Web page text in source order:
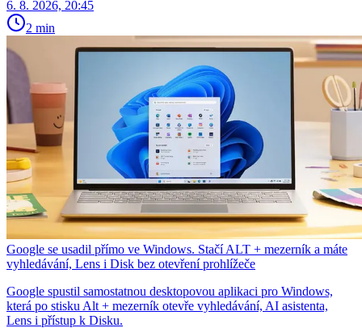
6. 8. 2026, 20:45
2 min
Google se usadil přímo ve Windows. Stačí ALT + mezerník a máte
vyhledávání, Lens i Disk bez otevření prohlížeče
Google spustil samostatnou desktopovou aplikaci pro Windows,
která po stisku Alt + mezerník otevře vyhledávání, AI asistenta,
Lens i přístup k Disku.